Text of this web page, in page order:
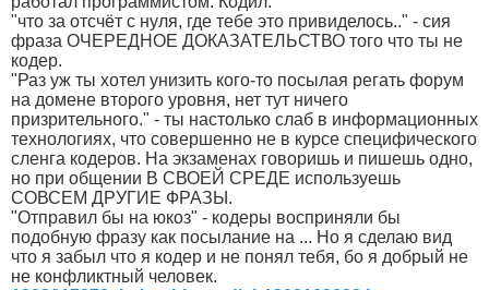
"что за отсчёт с нуля, где тебе это привиделось.." - сия
фраза ОЧЕРЕДНОЕ ДОКАЗАТЕЛЬСТВО того что ты не
кодер.
"Раз уж ты хотел унизить кого-то посылая регать форум
на домене второго уровня, нет тут ничего
призрительного." - ты настолько слаб в информационных
технологиях, что совершенно не в курсе специфического
сленга кодеров. На экзаменах говоришь и пишешь одно,
но при общении В СВОЕЙ СРЕДЕ используешь
СОВСЕМ ДРУГИЕ ФРАЗЫ.
"Отправил бы на юкоз" - кодеры восприняли бы
подобную фразу как посылание на ... Но я сделаю вид
что я забыл что я кодер и не понял тебя, бо я добрый не
не конфликтный человек.